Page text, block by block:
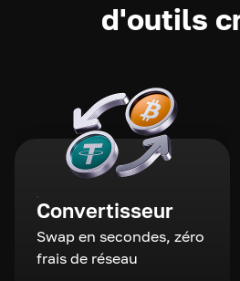
d'outils
Convertisseur
Swap en secondes, zéro
frais de réseau